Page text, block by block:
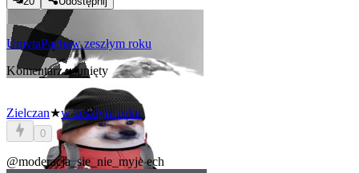
UmytaPachaw zeszłym roku
Komentarz usunięty
Zielczan★w zeszłym roku
0
@moderacja_sie_nie_myjeech